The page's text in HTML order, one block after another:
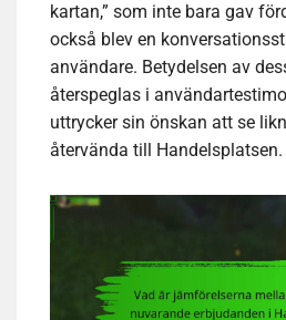
kartan,” som inte bara gav
också blev en
användare. Betydelsen av
återspeglas i
uttrycker sin önskan att se
återvända till Handelsplatsen.